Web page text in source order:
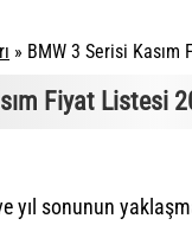
» BMW 3 Serisi
Fiyat Listesi
yıl sonunun